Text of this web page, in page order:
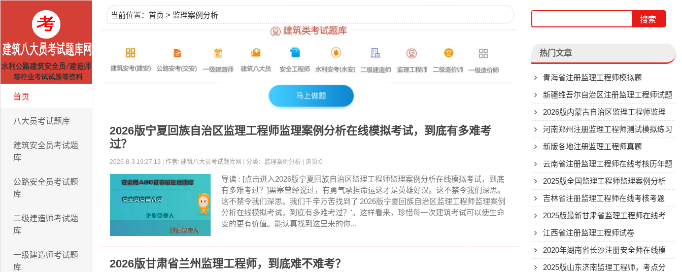
首页
八大员考试题库
建筑安全员考试题
库
公路安全员考试题
库
二级建造师考试题
库
一级建造师考试题
库
当前位置： 首页 > 监理案例分析
2026版宁夏回族自治区监理工程师监理案例分析在线模拟考试，到底有多难考
过？
2026-8-3 19:27:13 | 作者: 建筑八大员考试题库网 | 分类：监理案例分析 | 浏览:0
导读 : [点击进入2026版宁夏回族自治区监理工程师监理案例分析在线模拟考试，到底
有多难考过？]黑塞曾经说过，有勇气承担命运这才是英雄好汉。这不禁令我们深思。
这不禁令我们深思。我们千辛万苦找到了'2026版宁夏回族自治区监理工程师监理案例
分析在线模拟考试，到底有多难考过？'。这样看来，珍惜每一次建筑考试可以使生命
变的更有价值。能认真找到这里来的你...
2026版甘肃省兰州监理工程师，到底难不难考？
热门文章
青海省注册监理工程师模拟题
新疆维吾尔自治区注册监理工程师试题
2026版内蒙古自治区监理工程师监理
案例分析，到底难不难考？
河南郑州注册监理工程师测试模拟练习
题
新版各地注册监理工程师真题
云南省注册监理工程师在线考核历年题
库
2025版全国监理工程师监理案例分析
考试题型
吉林省注册监理工程师在线考核考题
2025版最新甘肃省监理工程师在线考
试，到底难不难考？
江西省注册监理工程师试卷
2020年湖南省长沙注册安全师在线模
拟考试历年题库及刷题app
2025版山东济南监理工程师，考点分